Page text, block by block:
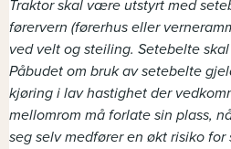
Traktor skal være utstyrt med
førervern (førerhus eller
ved velt og steiling. Setebelte
Påbudet om bruk av setebelte
kjøring i lav hastighet der
mellomrom må forlate sin plass,
seg selv medfører en økt risiko